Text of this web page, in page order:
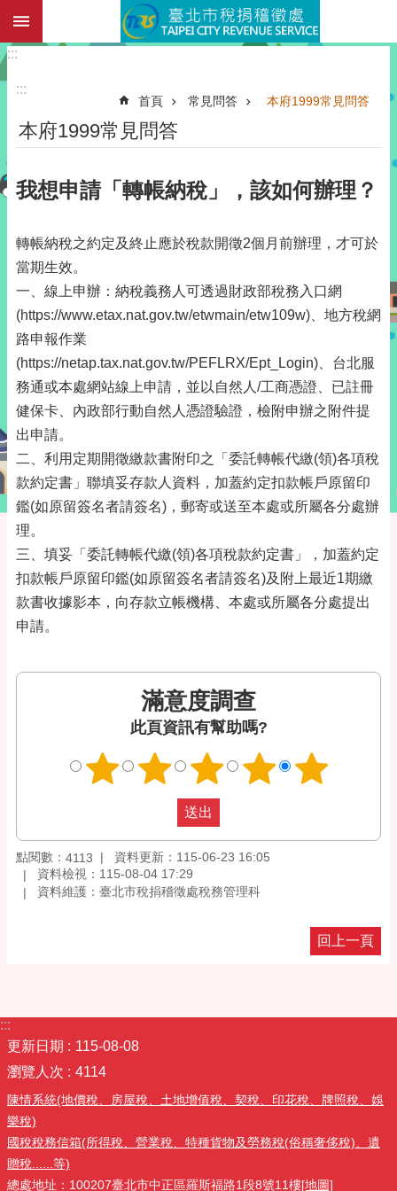
跳到主要內容區塊
:::
:::
首頁 常見問答 本府1999常見問答
本府1999常見問答
我想申請「轉帳納稅」，該如何辦理？
轉帳納稅之約定及終止應於稅款開徵2個月前辦理，才可於
當期生效。
一、線上申辦：納稅義務人可透過財政部稅務入口網
(https://www.etax.nat.gov.tw/etwmain/etw109w)、地方稅網
路申報作業
(https://netap.tax.nat.gov.tw/PEFLRX/Ept_Login)、台北服
務通或本處網站線上申請，並以自然人/工商憑證、已註冊
健保卡、內政部行動自然人憑證驗證，檢附申辦之附件提
出申請。
二、利用定期開徵繳款書附印之「委託轉帳代繳(領)各項稅
款約定書」聯填妥存款人資料，加蓋約定扣款帳戶原留印
鑑(如原留簽名者請簽名)，郵寄或送至本處或所屬各分處辦
理。
三、填妥「委託轉帳代繳(領)各項稅款約定書」，加蓋約定
扣款帳戶原留印鑑(如原留簽名者請簽名)及附上最近1期繳
款書收據影本，向存款立帳機構、本處或所屬各分處提出
申請。
滿意度調查
此頁資訊有幫助嗎?
點閱數： 4113
資料更新：115-06-23 16:05
資料檢視：115-08-04 17:29
資料維護：臺北市稅捐稽徵處稅務管理科
回上一頁
:::
更新日期
115-08-08
瀏覽人次
4114
陳情系統(地價稅、房屋稅、土地增值稅、契稅、印花稅、牌照稅、娛
樂稅)
國稅稅務信箱(所得稅、營業稅、特種貨物及勞務稅(俗稱奢侈稅)、遺
贈稅......等)
總處地址：100207臺北市中正區羅斯福路1段8號11樓[地圖]